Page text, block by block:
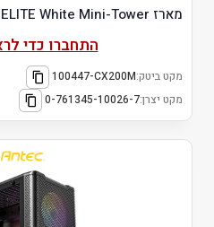
מארז Antec RGB ELITE White Mini-Tower
התחברו כדי
מקט ביטק:100447-CX200M
מקט יצרן:0-761345-10026-7